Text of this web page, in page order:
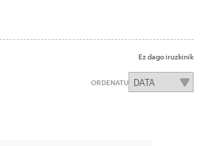
Ez dago iruzkinik
ORDENATU